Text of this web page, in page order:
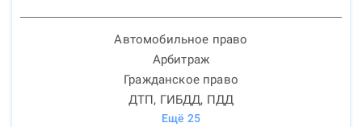
Автомобильное право
Арбитраж
Гражданское право
ДТП, ГИБДД, ПДД
Ещё 25